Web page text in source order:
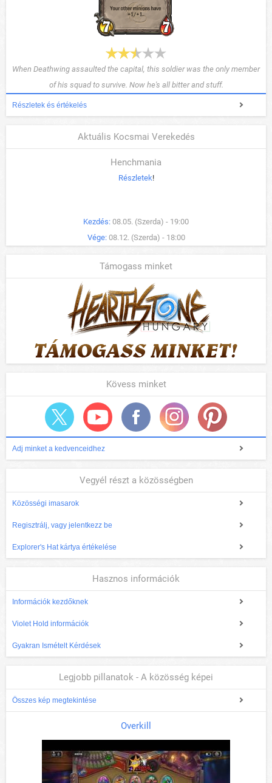
When Deathwing assaulted the capital, this soldier was the only member
of his squad to survive. Now he's all bitter and stuff.
Részletek és értékelés
Aktuális Kocsmai Verekedés
Henchmania
Részletek!
Kezdés: 08.05. (Szerda) - 19:00
Vége: 08.12. (Szerda) - 18:00
Támogass minket
Kövess minket
Adj minket a kedvenceidhez
Vegyél részt a közösségben
Közösségi imasarok
Regisztrálj, vagy jelentkezz be
Explorer's Hat kártya értékelése
Hasznos információk
Információk kezdőknek
Violet Hold információk
Gyakran Ismételt Kérdések
Legjobb pillanatok - A közösség képei
Összes kép megtekintése
Overkill